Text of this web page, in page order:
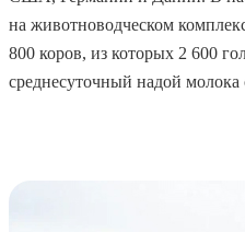
на животноводческом
800 коров, из которых 2 600
среднесуточный надой молока